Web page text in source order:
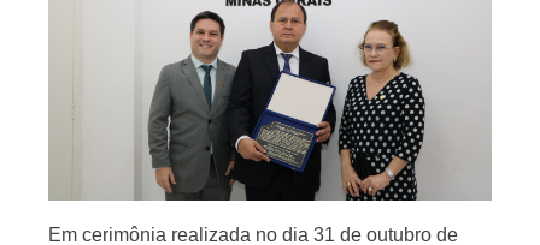
Em cerimônia realizada no dia 31 de outubro de